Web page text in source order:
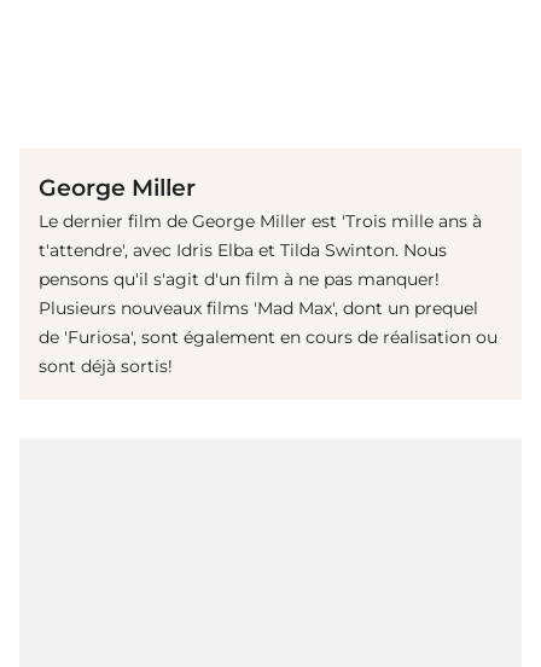
George Miller
Le dernier film de George Miller est 'Trois mille ans à
t'attendre', avec Idris Elba et Tilda Swinton. Nous
pensons qu'il s'agit d'un film à ne pas manquer!
Plusieurs nouveaux films 'Mad Max', dont un prequel
de 'Furiosa', sont également en cours de réalisation ou
sont déjà sortis!